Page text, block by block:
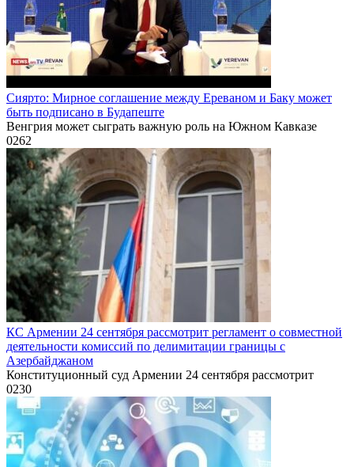
Сиярто: Мирное соглашение между Ереваном и Баку может
быть подписано в Будапеште
Венгрия может сыграть важную роль на Южном Кавказе
0262
КС Армении 24 сентября рассмотрит регламент о совместной
деятельности комиссий по делимитации границы с
Азербайджаном
Конституционный суд Армении 24 сентября рассмотрит
0230